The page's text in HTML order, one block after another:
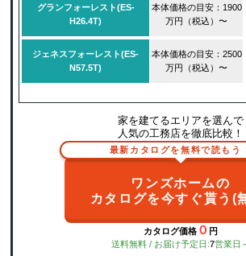
グランフォーレスト(ES-
H26.4T)
本体価格の目安：1900
万円（税込）〜
ジェネスフォーレスト(ES-
N57.5T)
本体価格の目安：2500
万円（税込）〜
家を建てるエリアを選んで
人気の工務店を徹底比較！
最新カタログを無料で読もう
ワンズホームの
カタログを今すぐ貰う(
カタログ価格 ０ 円
送料無料 / お届け予定日:7営業日